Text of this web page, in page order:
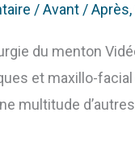
/Avant / Après,
du menton
et maxillo-facial
multitude